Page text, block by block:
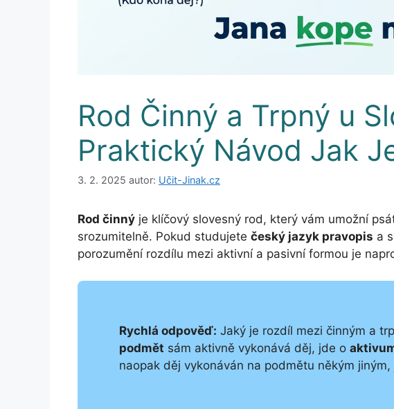
Rod Činný a Trpný u
Praktický Návod Jak
3. 2. 2025 autor: Učit-Jinak.cz
Rod činný je klíčový slovesný rod, který vám umožní
srozumitelně. Pokud studujete český jazyk pravopis a
porozumění rozdílu mezi aktivní a pasivní formou je
Rychlá odpověď: Jaký je rozdíl mezi činným a
podmět sám aktivně vykonává děj, jde o
naopak děj vykonáván na podmětu někým jiným,